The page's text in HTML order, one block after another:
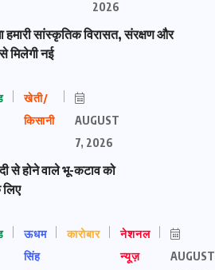
2026
हमारी सांस्कृतिक विरासत, संरक्षण और
मिलेगी नई
खेती/
किसानी
AUGUST
7, 2026
से होने वाले भू-कटाव को
ऊधम
सिंह
कारोबार
नेशनल
न्यूज़
AUGUST